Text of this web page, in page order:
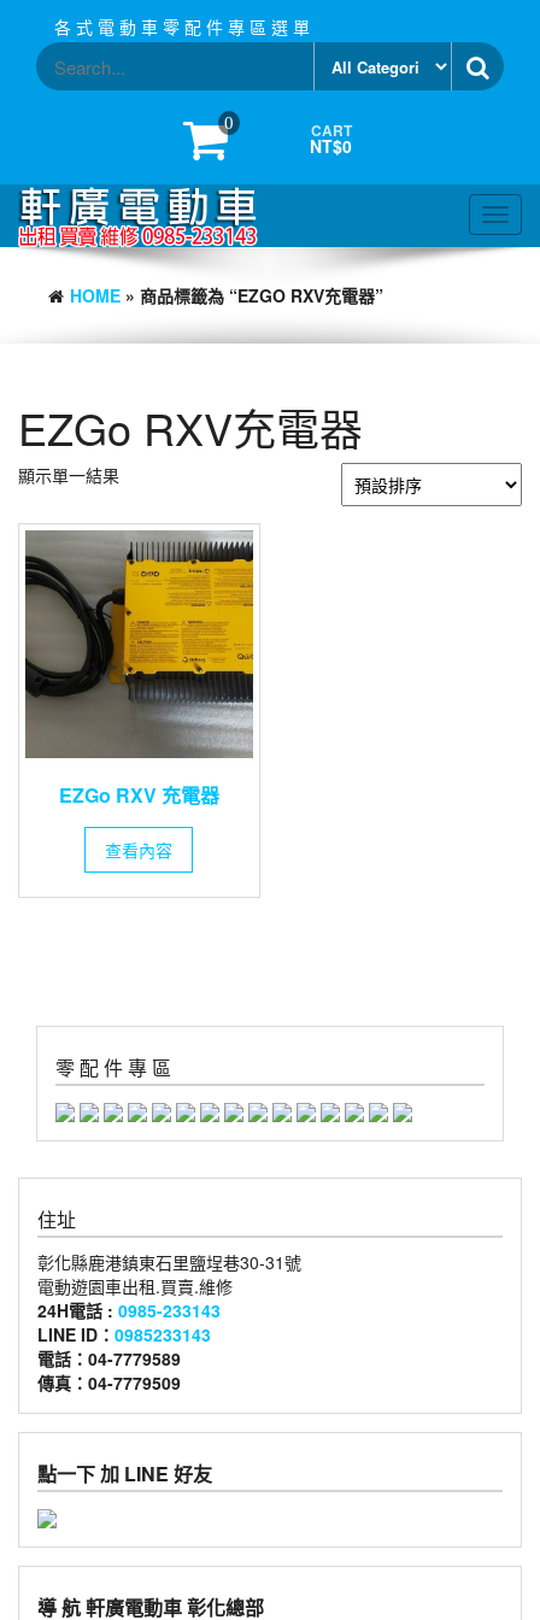
content
各 式 電 動 車 零 配 件 專 區 選 單
0 CART
NT$0
HOME » 商品標籤為 “EZGO RXV充電器”
EZGo RXV充電器
顯示單一結果
EZGo RXV 充電器
查看內容
零 配 件 專 區
住址
彰化縣鹿港鎮東石里鹽埕巷30-31號
電動遊園車出租.買賣.維修
24H電話 : 0985-233143
LINE ID： 0985233143
電話：04-7779589
傳真：04-7779509
點一下 加 LINE 好友
導 航 軒廣電動車 彰化總部